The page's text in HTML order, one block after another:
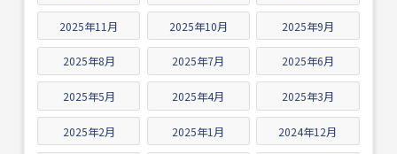
2025年11月 2025年10月 2025年9月
2025年8月 2025年7月 2025年6月
2025年5月 2025年4月 2025年3月
2025年2月 2025年1月 2024年12月